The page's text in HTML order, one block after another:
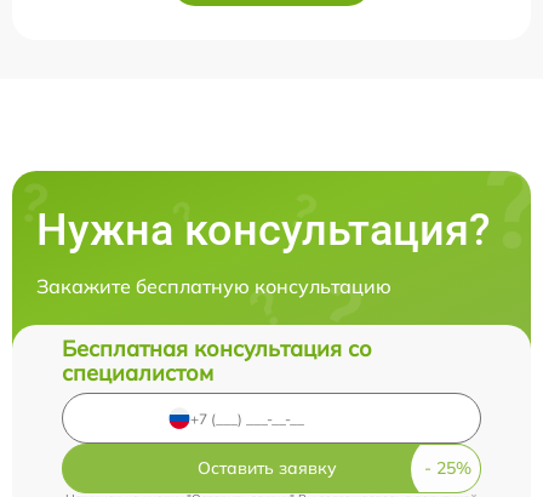
Нужна консультация?
Закажите бесплатную консультацию
Бесплатная консультация со
специалистом
Оставить заявку